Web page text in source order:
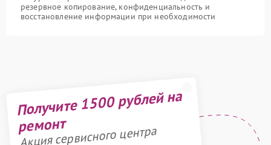
резервное копирование, конфиденциальность и
восстановление информации при необходимости
Получите 1500 рублей на
ремонт
Акция сервисного центра